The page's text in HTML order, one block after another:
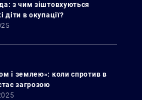
з чим зіштовхуються
діти в окупації?
і землею»: коли спротив в
загрозою